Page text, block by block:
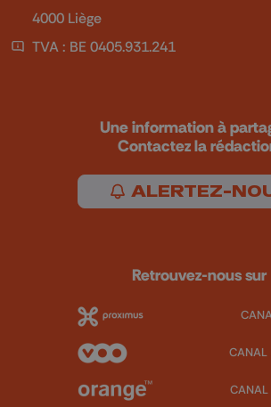
4000 Liège
TVA : BE 0405.931.241
Une information à
Contactez la
ALERTEZ-
Retrouvez-nous sur